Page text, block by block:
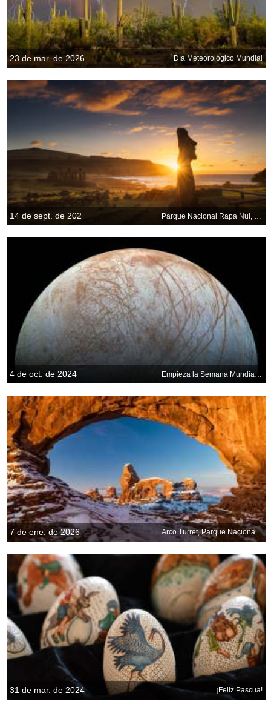
23 de mar. de 2026 Día Meteorológico Mundial
14 de sept. de 202 Parque Nacional Rapa Nui, Isla de Pascua, Chile
4 de oct. de 2024
7 de ene. de 2026 Arco Turret, Parque Nacional de los Arcos, Utah, EE. UU.
31 de mar. de 2024 ¡Feliz Pascua!